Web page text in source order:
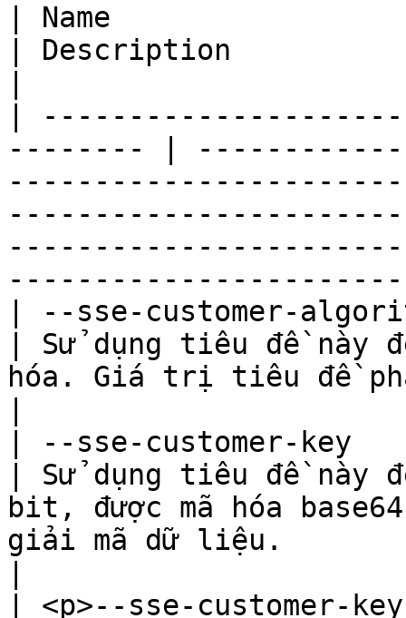
| Name
| Description
|
-------- |
| --sse​-customer-
| Sử dụng tiêu đề này
hóa. Giá trị tiêu đề
| --sse-customer-key
| Sử dụng tiêu đề này
bit, được mã hóa
giải mã dữ liệu.
| <p>--sse​-customer-